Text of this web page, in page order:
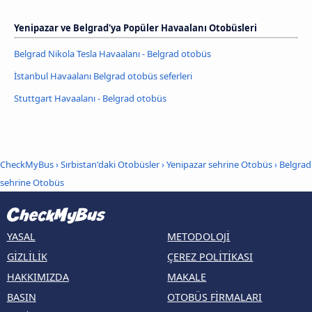
Yenipazar ve Belgrad'ya Popüler Havaalanı Otobüsleri
Belgrad Nikola Tesla Havaalanı - Belgrad otobüs
İstanbul Havaalanı Belgrad otobüs seferleri
Stuttgart Havaalanı - Belgrad otobüs
CheckMyBus›Sırbistan'daki Otobüsler›Yenipazar sehrine Otobüs› Belgrad
sehrine Otobüs
YASAL
GIZLILIK
HAKKIMIZDA
BASIN
METODOLOJI
ÇEREZ POLITIKASI
MAKALE
OTOBÜS FIRMALARI